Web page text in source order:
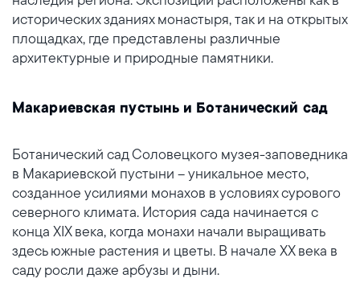
исторических зданиях монастыря, так и на открытых
площадках, где представлены различные
архитектурные и природные памятники.
Макариевская пустынь и Ботанический сад
Ботанический сад Соловецкого музея-заповедника
в Макариевской пустыни – уникальное место,
созданное усилиями монахов в условиях сурового
северного климата. История сада начинается с
конца XIX века, когда монахи начали выращивать
здесь южные растения и цветы. В начале XX века в
саду росли даже арбузы и дыни.